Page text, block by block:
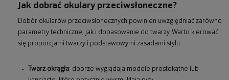
Jak dobrać okulary przeciwsłoneczne?
Dobór okularów przeciwsłonecznych powinien uwzględniać zarówno
parametry techniczne, jak i dopasowanie do twarzy. Warto kierować
się proporcjami twarzy i podstawowymi zasadami stylu:
Twarz okrągła: dobrze wyglądają modele prostokątne lub